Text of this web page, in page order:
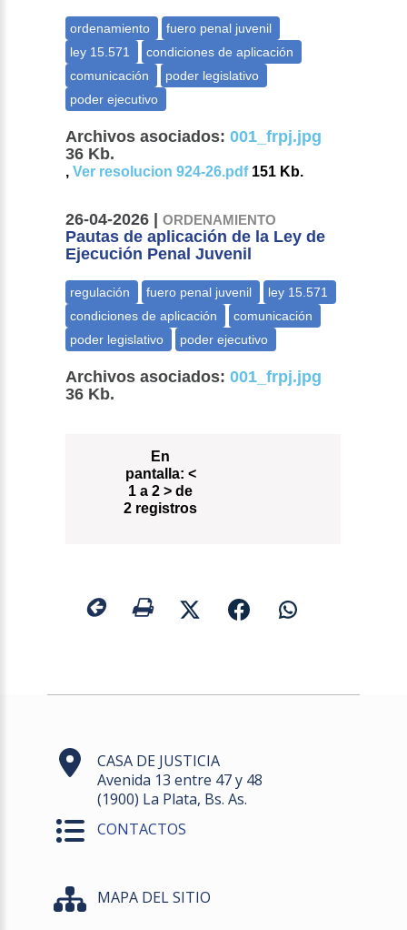
Archivos asociados: 001_frpj.jpg
36 Kb.
,Ver resolucion 924-26.pdf151 Kb.
26-04-2026 |ORDENAMIENTO
Pautas de aplicación de la Ley de
Ejecución Penal Juvenil
Archivos asociados: 001_frpj.jpg
36 Kb.
En
pantalla: <
1 a 2 > de
2 registros
CASA DE JUSTICIA
Avenida 13 entre 47 y 48
(1900) La Plata, Bs. As.
CONTACTOS
MAPA DEL SITIO